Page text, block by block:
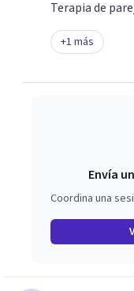
Terapia de
+1 más
Envía
Coordina una